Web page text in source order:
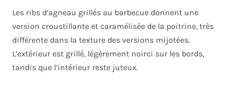
Les ribs d’agneau grillés au barbecue donnent une
version croustillante et caramélisée de la poitrine, très
différente dans la texture des versions mijotées.
L’extérieur est grillé, légèrement noirci sur les bords,
tandis que l’intérieur reste juteux.